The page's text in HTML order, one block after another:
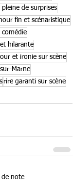
pleine de surprises
fin et scénaristique
comédie
hilarante
et ironie sur scène
Marne
rire garanti sur scène
de note